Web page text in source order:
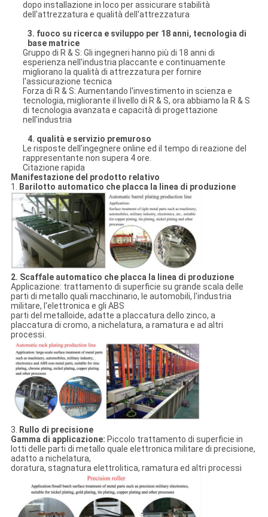
dopo installazione in loco per assicurare stabilità
dell'attrezzatura e qualità dell'attrezzatura
3. fuoco su ricerca e sviluppo per 18 anni, tecnologia di
base matrice
Gruppo di R & S: Gli ingegneri hanno più di 18 anni di
esperienza nell'industria placcante e continuamente
migliorano la qualità di attrezzatura per fornire
l'assicurazione tecnica
Forza di R & S: Aumentando l'investimento in scienza e
tecnologia, migliorante il livello di R & S, ora abbiamo la R & S
di tecnologia avanzata e capacità di progettazione
nell'industria
4. qualità e servizio premuroso
Le risposte dell'ingegnere online ed il tempo di reazione del
rappresentante non supera 4 ore.
Citazione rapida
Manifestazione del prodotto relativo
1. Barilotto automatico che placca la linea di produzione
2. Scaffale automatico che placca la linea di produzione
Applicazione: trattamento di superficie su grande scala delle
parti di metallo quali macchinario, le automobili, l'industria
militare, l'elettronica e gli ABS
parti del metalloide, adatte a placcatura dello zinco, a
placcatura di cromo, a nichelatura, a ramatura e ad altri
processi.
3.
Rullo di precisione
Gamma di applicazione: Piccolo trattamento di superficie in
lotti delle parti di metallo quale elettronica militare di precisione,
adatto a nichelatura,
doratura, stagnatura elettrolitica, ramatura ed altri processi